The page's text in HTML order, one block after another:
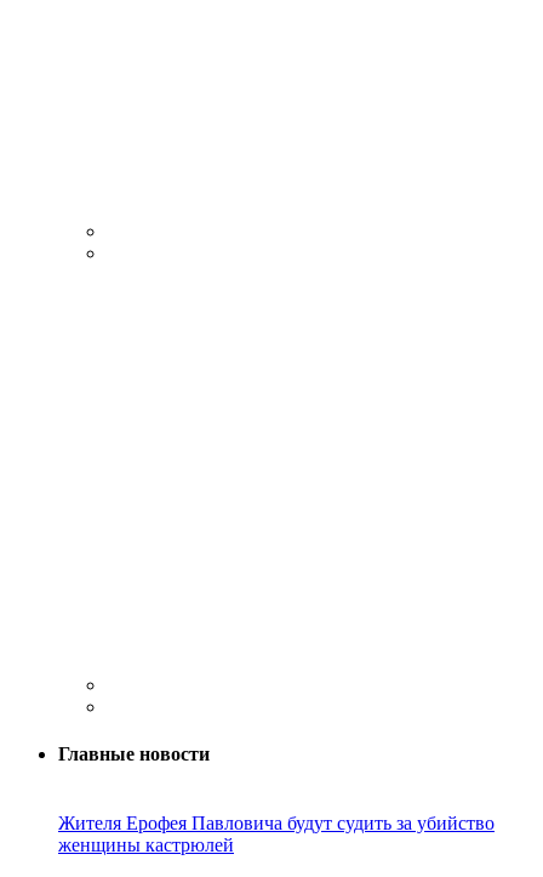
Главные новости
Жителя Ерофея Павловича будут судить за убийство
женщины кастрюлей